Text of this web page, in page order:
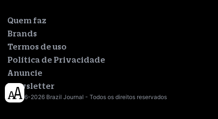
Quem faz
Brands
Termos de uso
Política de Privacidade
Anuncie
Newsletter
© 2016-2026 Brazil Journal - Todos os direitos reservados